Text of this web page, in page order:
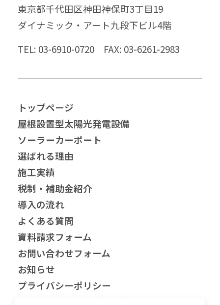
東京都千代田区神田神保町3丁目19
ダイナミック・アート九段下ビル4階
TEL: 03-6910-0720 FAX: 03-6261-2983
トップページ
屋根設置型太陽光発電設備
ソーラーカーポート
選ばれる理由
施工実績
税制・補助金紹介
導入の流れ
よくある質問
資料請求フォーム
お問い合わせフォーム
お知らせ
プライバシーポリシー